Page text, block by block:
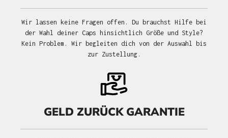
Wir lassen keine Fragen offen. Du brauchst Hilfe bei
der Wahl deiner Caps hinsichtlich Größe und Style?
Kein Problem. Wir begleiten dich von der Auswahl bis
zur Zustellung.
GELD ZURÜCK GARANTIE